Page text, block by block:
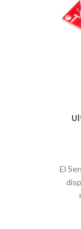
​El